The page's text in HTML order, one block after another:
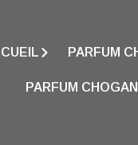
PARFUM
PARFUM